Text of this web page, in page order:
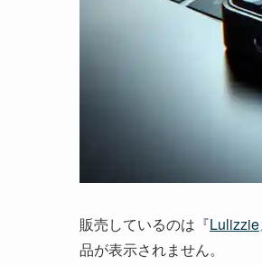
販売しているのは『Lulizzie
品が表示されません。